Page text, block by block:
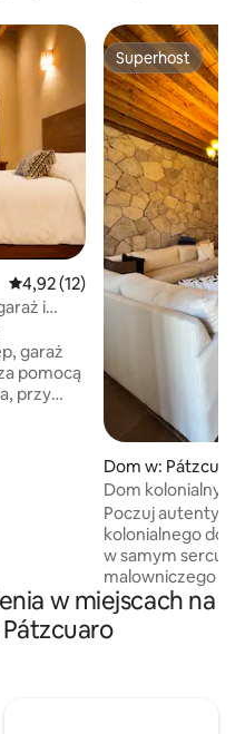
Średnia ocena: 4,92 na 5,
4,92 (12)
i
garaż
pomocą
przy
Superhost
Superhost
Dom w:
Dom kolonialny
pokoje
Poczuj
kolonialnego
w samym sercu
malowniczego
przesiąkniętego
Dogodnie
kroków od
w miejscach na